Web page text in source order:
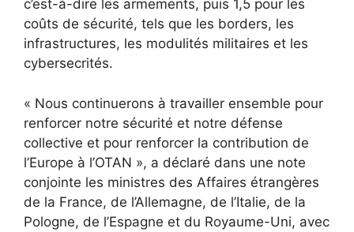
c’est-à-dire les armements, puis 1,5 pour les
coûts de sécurité, tels que les borders, les
infrastructures, les modulités militaires et les
cybersecrités.
« Nous continuerons à travailler ensemble pour
renforcer notre sécurité et notre défense
collective et pour renforcer la contribution de
l’Europe à l’OTAN », a déclaré dans une note
conjointe les ministres des Affaires étrangères
de la France, de l’Allemagne, de l’Italie, de la
Pologne, de l’Espagne et du Royaume-Uni, avec